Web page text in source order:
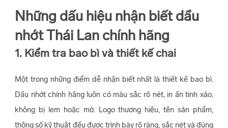
Những dấu hiệu nhận biết dầu
nhớt Thái Lan chính hãng
1. Kiểm tra bao bì và thiết kế chai
Một trong những điểm dễ nhận biết nhất là thiết kế bao bì.
Dầu nhớt chính hãng luôn có màu sắc rõ nét, in ấn tinh xảo,
không bị lem hoặc mờ. Logo thương hiệu, tên sản phẩm,
thông số kỹ thuật đều được trình bày rõ ràng, sắc nét và đúng